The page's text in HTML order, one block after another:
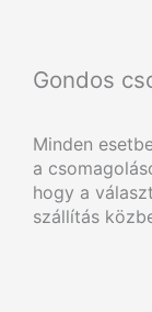
Gondos
Minden
a
hogy a
szállítás